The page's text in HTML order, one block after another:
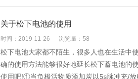
关于松下电池的使用
时间：2019-11-26 浏览量：58
松下电池大家都不陌生，很多人也在生活中
确的使用方法能够很好地延长松下蓄电池的
使用吧!①当负极活物质添加炭以5s脉冲充/